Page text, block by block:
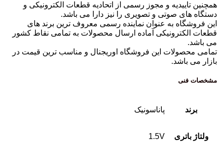
همچنین تاییدیه و مجوز رسمی از اتحادیه قطعات الکترونیکی و
دستگاه های صوتی و تصویری را نیز دارا می باشد.
این فروشگاه به عنوان نماینده رسمی معروف ترین برند های
قطعات الکترونیکی آماده ارسال محصولات به تمامی نقاط کشور
می باشد.
تمامی محصولات این فروشگاه اوریجنال و مناسب ترین قیمت در
بازار می باشد.
مشخصات فنی
برند پاناسونیک
ولتاژ باتری 1.5V